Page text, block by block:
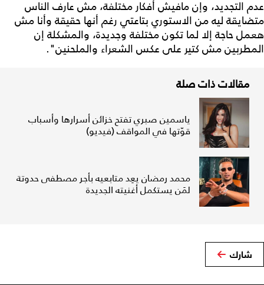
عدم التجديد، وإن مافيش أفكار مختلفة، مش عارف الناس
متضايقة ليه من الاستوري بتاعتي رغم أنها حقيقة وأنا مش
هعمل حاجة إلا لما تكون مختلفة وجديدة، والمشكلة إن
المطربين مش كتير على عكس الشعراء والملحنين".
مقالات ذات صلة
ياسمين صبري تفتح خزائن أسرارها وأسباب
قوّتها في المواقف (فيديو)
محمد رمضان يعِد متابعيه بأجر مصطفى حدوتة
لمَن يستكمل أغنيته الجديدة
شارك